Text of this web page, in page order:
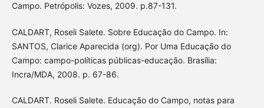
Campo. Petrópolis: Vozes, 2009. p.87-131.
CALDART, Roseli Salete. Sobre Educação do Campo. In:
SANTOS, Clarice Aparecida (org). Por Uma Educação do
Campo: campo-políticas públicas-educação. Brasília:
Incra/MDA, 2008. p. 67-86.
CALDART. Roseli Salete. Educação do Campo, notas para